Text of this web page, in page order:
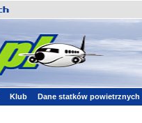
Klub Dane statków powietrznych